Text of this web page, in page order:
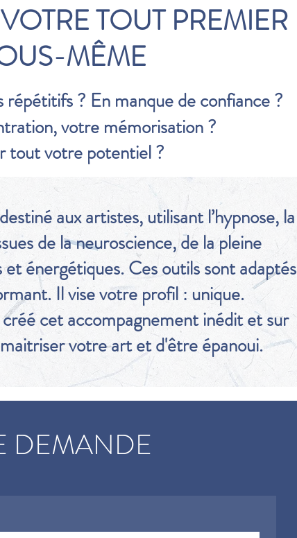
TOUT PREMIER
MÊME
? En manque de confiance ?
votre mémorisation ?
tout votre potentiel ?
aux artistes, utilisant l’hypnose, la
de la neuroscience, de la pleine
énergétiques. Ces outils sont adaptés
Il vise votre profil : unique.
cet accompagnement inédit et sur
votre art et d'être épanoui.
DEMANDE